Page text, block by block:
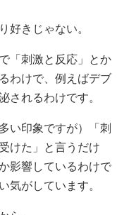
好きじゃない。
「刺激と反応」とか
わけで、例えばデブ
されるわけです。
い印象ですが）「刺
けた」と言うだけ
影響しているわけで
気がしています。